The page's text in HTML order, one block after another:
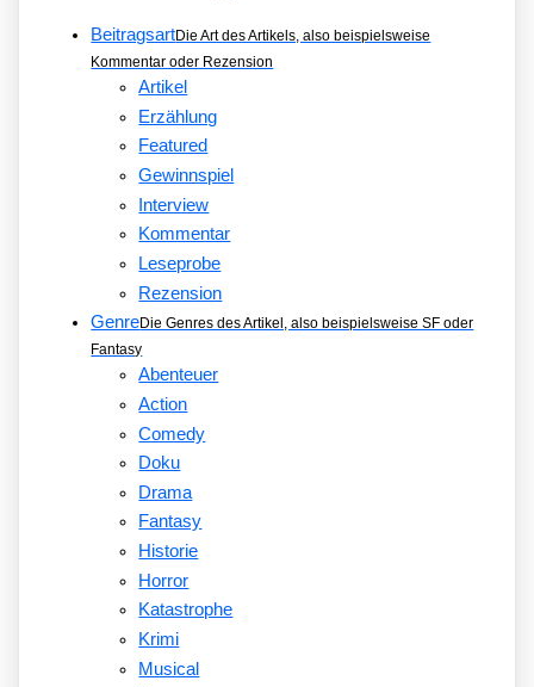
BeitragsartDie Art des Artikels, also beispielsweise
Kommentar oder Rezension
Artikel
Erzählung
Featured
Gewinnspiel
Interview
Kommentar
Leseprobe
Rezension
GenreDie Genres des Artikel, also beispielsweise SF oder
Fantasy
Abenteuer
Action
Comedy
Doku
Drama
Fantasy
Historie
Horror
Katastrophe
Krimi
Musical